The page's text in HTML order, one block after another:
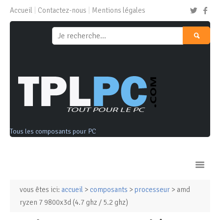
Accueil Contactez-nous Mentions légales
Tous les composants pour PC
Ordinateurs & Tablettes
vous êtes ici: accueil > composants > processeur > amd
ryzen 7 9800x3d (4.7 ghz / 5.2 ghz)